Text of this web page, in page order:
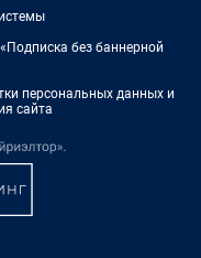
без баннерной
персональных данных и
сайта